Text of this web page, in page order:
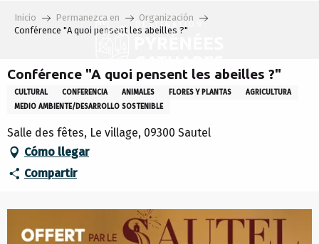
Inicio Permanezca en
Organización
Conférence "A quoi pensent les abeilles ?"
Conférence "A quoi pensent les abeilles ?"
CULTURAL CONFERENCIA ANIMALES FLORES Y PLANTAS
AGRICULTURA
MEDIO AMBIENTE/DESARROLLO SOSTENIBLE
Salle des fêtes, Le village, 09300 Sautel
Cómo llegar
Compartir